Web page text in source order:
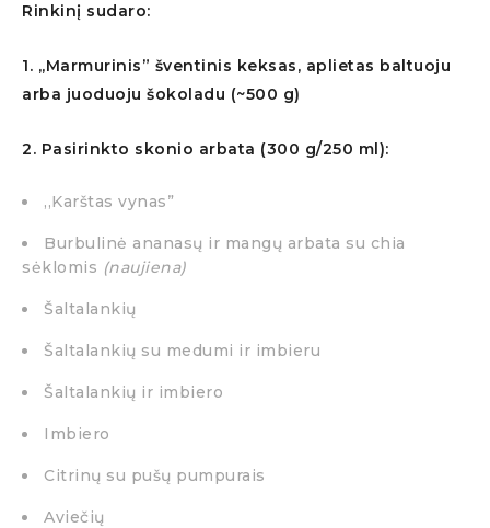
Rinkinį sudaro:
1. ,,Marmurinis” šventinis keksas, aplietas baltuoju
arba juoduoju šokoladu (~500 g)
2. Pasirinkto skonio arbata (300 g/250 ml):
,,Karštas vynas”
Burbulinė ananasų ir mangų arbata su chia
sėklomis (naujiena)
Šaltalankių
Šaltalankių su medumi ir imbieru
Šaltalankių ir imbiero
Imbiero
Citrinų su pušų pumpurais
Aviečių